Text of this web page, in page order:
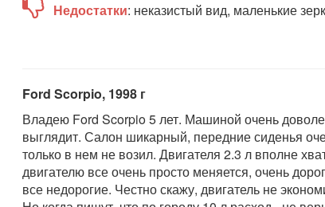
Недостатки: неказистый вид, маленькие
Ford Scorpio, 1998 г
Владею Ford Scorpio 5 лет. Машиной очень
выглядит. Салон шикарный, передние сиденья
только в нем не возил. Двигателя 2.3 л вполне
двигателю все очень просто меняется, очень
все недорогие. Честно скажу, двигатель не